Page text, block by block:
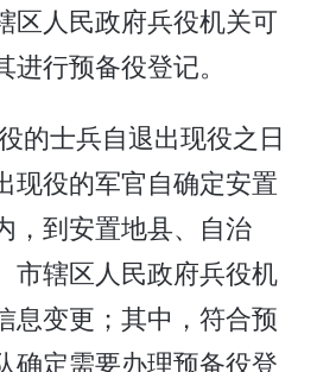
区人民政府兵役机关可
行预备役登记。
的士兵自退出现役之日
现役的军官自确定安置
，到安置地县、自治
市辖区人民政府兵役机
息变更；其中，符合预
确定需要办理预备役登